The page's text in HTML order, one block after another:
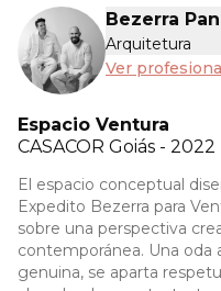
Bezerra
Arquitetura
Ver
Espacio Ventura
CASACOR Goiás - 2022
El espacio conceptual
Expedito Bezerra para
sobre una perspectiva
contemporánea. Una oda
genuina, se aparta